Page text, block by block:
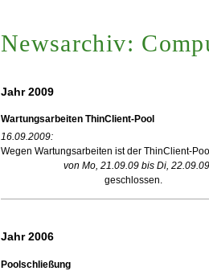
Newsarchiv:
Jahr 2009
Wartungsarbeiten ThinClient-Pool
16.09.2009:
Wegen Wartungsarbeiten ist der ThinClient-
von Mo, 21.09.09 bis Di, 22.09.09
geschlossen.
Jahr 2006
Poolschließung